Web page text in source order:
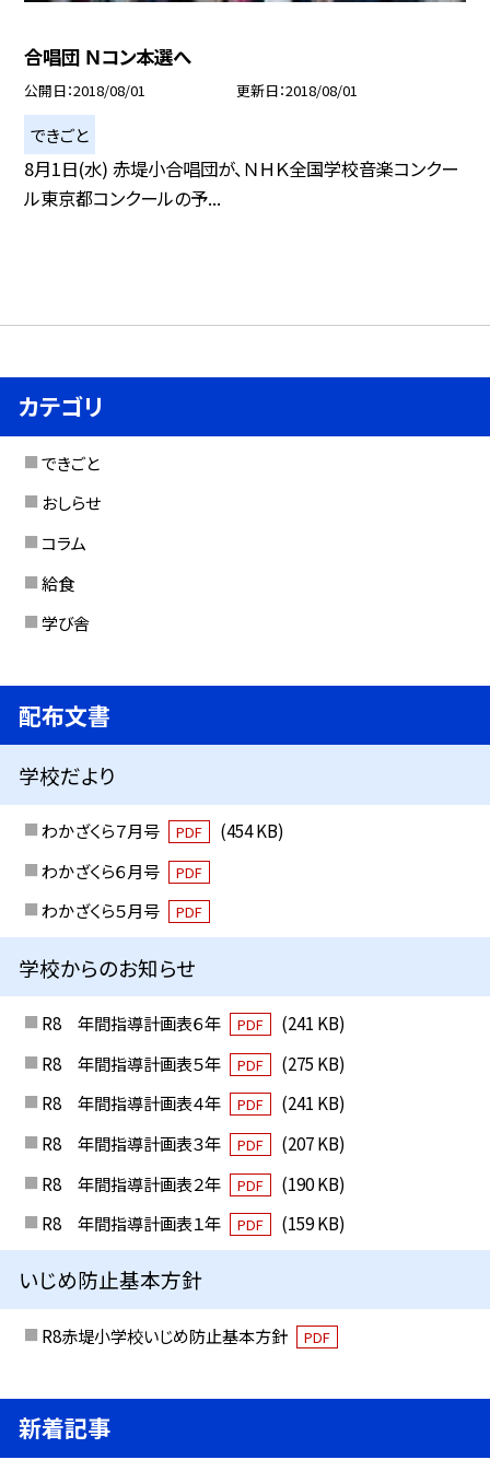
合唱団 Ｎコン本選へ
公開日 2018/08/01 更新日 2018/08/01
できごと
8月1日(水) 赤堤小合唱団が、ＮＨＫ全国学校音楽コンクー
ル東京都コンクールの予...
カテゴリ
できごと
おしらせ
コラム
給食
学び舎
配布文書
学校だより
わかざくら７月号 PDF
(454 KB)
わかざくら６月号
PDF
わかざくら５月号 PDF
学校からのお知らせ
R8 年間指導計画表６年 PDF
(241 KB)
R8 年間指導計画表５年
PDF
(275 KB)
R8 年間指導計画表４年
PDF
(241 KB)
R8 年間指導計画表３年
PDF
(207 KB)
R8 年間指導計画表２年
PDF
(190 KB)
R8 年間指導計画表１年
PDF (159 KB)
いじめ防止基本方針
R8赤堤小学校いじめ防止基本方針 PDF
新着記事